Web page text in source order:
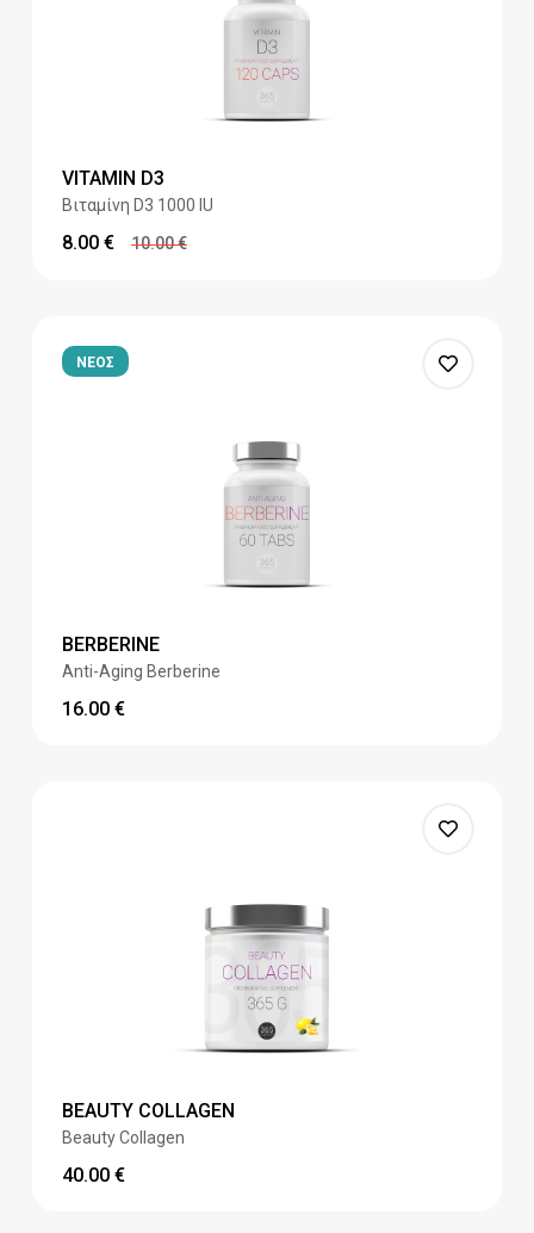
VITAMIN D3
Βιταμίνη D3 1000 IU
8.00 € 10.00€
ΝΕΟΣ
BERBERINE
Anti-Aging Berberine
16.00 €
BEAUTY COLLAGEN
Beauty Collagen
40.00 €